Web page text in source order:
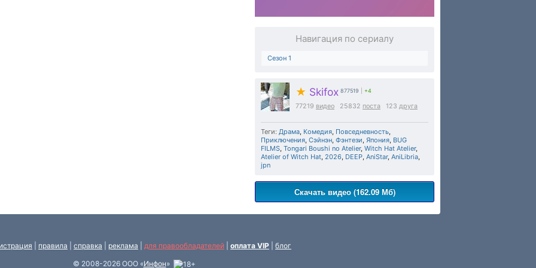
Навигация по сериалу
Сезон 1
★ Skifox 877519 +4
77219 видео 25832 поста 123 друга
Теги: Драма, Комедия, Повседневность,
Приключения, Сэйнэн, Фэнтези, Япония, BUG
FILMS, Tongari Boushi no Atelier, Witch Hat Atelier,
Atelier of Witch Hat, 2026, DEEP, AniStar, AniLibria,
jpn
Скачать видео (162.09 Мб)
правила справка реклама для правообладателей оплата VIP
блог
© 2008-2026 ООО «Инфон»